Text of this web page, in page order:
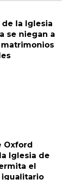
de la Iglesia
se niegan a
Oxford
Iglesia de
el